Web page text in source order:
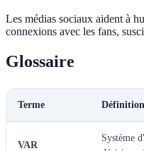
Les médias sociaux aident à
connexions avec les fans,
Glossaire
Terme Définition
VAR
Système